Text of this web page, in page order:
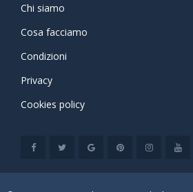
Chi siamo
Cosa facciamo
Condizioni
Privacy
Cookies policy